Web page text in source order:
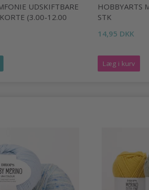
UDSKIFTBARE
(3.00-12.00
HOBBYARTS
STK
14,95 DKK
Læg i kurv